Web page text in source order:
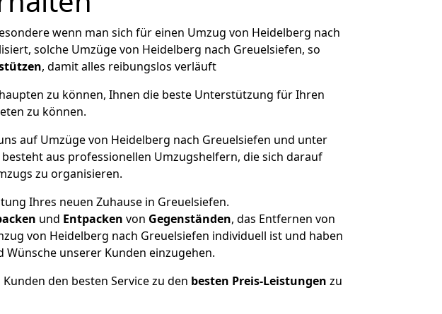
wenn man sich für einen Umzug von Heidelberg nach
solche Umzüge von Heidelberg nach Greuelsiefen, so
, damit alles reibungslos verläuft
zu können, Ihnen die beste Unterstützung für Ihren
zu können.
auf Umzüge von Heidelberg nach Greuelsiefen und unter
aus professionellen Umzugshelfern, die sich darauf
zu organisieren.
Ihres neuen Zuhause in Greuelsiefen.
und Entpacken von Gegenständen, das Entfernen von
von Heidelberg nach Greuelsiefen individuell ist und haben
unserer Kunden einzugehen.
den besten Service zu den besten Preis-Leistungen zu